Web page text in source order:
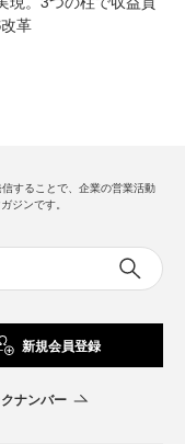
革
することで、企業の営業活動
ジンです。
新規会員登録
ナンバー